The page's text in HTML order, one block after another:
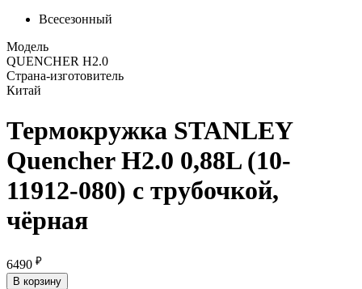
Всесезонный
Модель
QUENCHER H2.0
Страна-изготовитель
Китай
Термокружка STANLEY
Quencher H2.0 0,88L (10-
11912-080) с трубочкой,
чёрная
6490 ₽
В корзину